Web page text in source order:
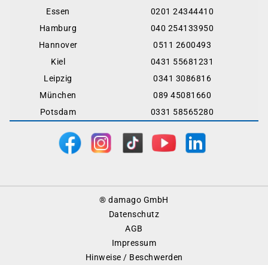
Essen
0201 24344410
Hamburg
040 254133950
Hannover
0511 2600493
Kiel
0431 55681231
Leipzig
0341 3086816
München
089 45081660
Potsdam
0331 58565280
® damago GmbH
Datenschutz
AGB
Impressum
Hinweise / Beschwerden